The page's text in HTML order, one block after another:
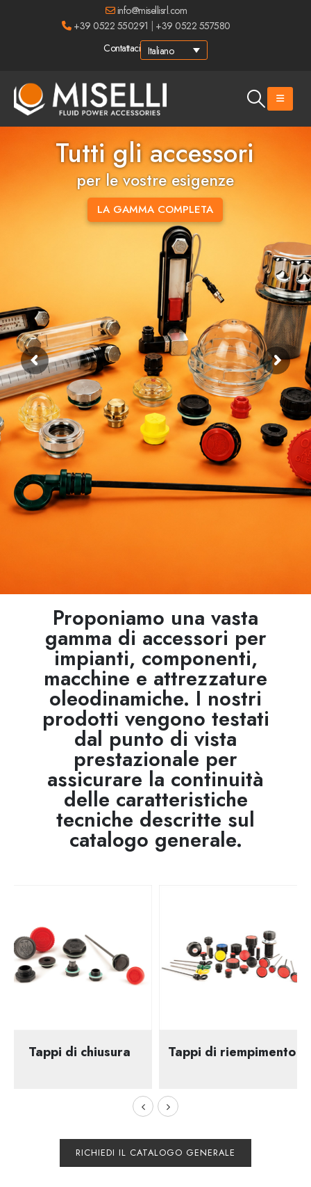
info@misellisrl.com
+39 0522 550291
+39 0522 557580
Contattaci Italiano
Tutti gli accessori
per le vostre esigenze
LA GAMMA COMPLETA
Proponiamo una vasta
gamma di accessori per
impianti, componenti,
macchine e attrezzature
oleodinamiche. I nostri
prodotti vengono testati
dal punto di vista
prestazionale per
assicurare la continuità
delle caratteristiche
tecniche descritte sul
catalogo generale.
Tappi di chiusura Tappi di riempimento
RICHIEDI IL CATALOGO GENERALE